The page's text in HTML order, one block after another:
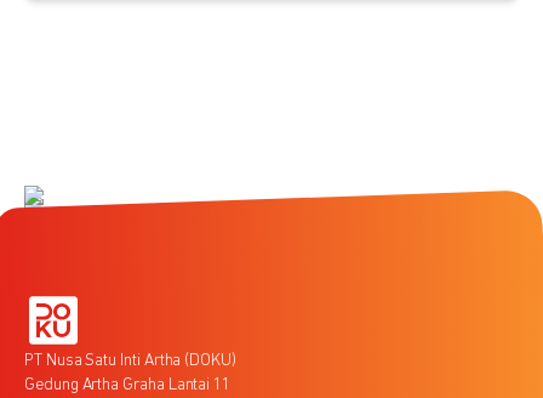
PT Nusa Satu Inti Artha (DOKU)
Gedung Artha Graha Lantai 11